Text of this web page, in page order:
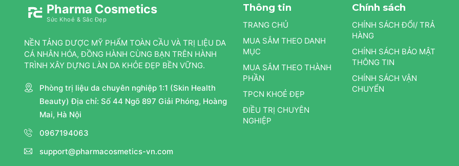
Pharma Cosmetics
Sức Khoẻ & Sắc Đẹp
NỀN TẢNG DƯỢC MỸ PHẨM TOÀN CẦU VÀ TRỊ LIỆU DA
CÁ NHÂN HÓA, ĐỒNG HÀNH CÙNG BẠN TRÊN HÀNH
TRÌNH XÂY DỰNG LÀN DA KHỎE ĐẸP BỀN VỮNG.
Phòng trị liệu da chuyên nghiệp 1:1 (Skin Health
Beauty) Địa chỉ: Số 44 Ngõ 897 Giải Phóng, Hoàng
Mai, Hà Nội
0967194063
support@pharmacosmetics-vn.com
Thông tin
TRANG CHỦ
MUA SẮM THEO DANH
MỤC
MUA SẮM THEO THÀNH
PHẦN
TPCN KHOẺ ĐẸP
ĐIỀU TRỊ CHUYÊN
NGHIỆP
Chính sách
CHÍNH SÁCH ĐỔI/ TRẢ
HÀNG
CHÍNH SÁCH BẢO MẬT
THÔNG TIN
CHÍNH SÁCH VẬN
CHUYỂN